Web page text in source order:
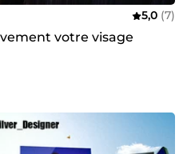
5,0 (7)
votre visage